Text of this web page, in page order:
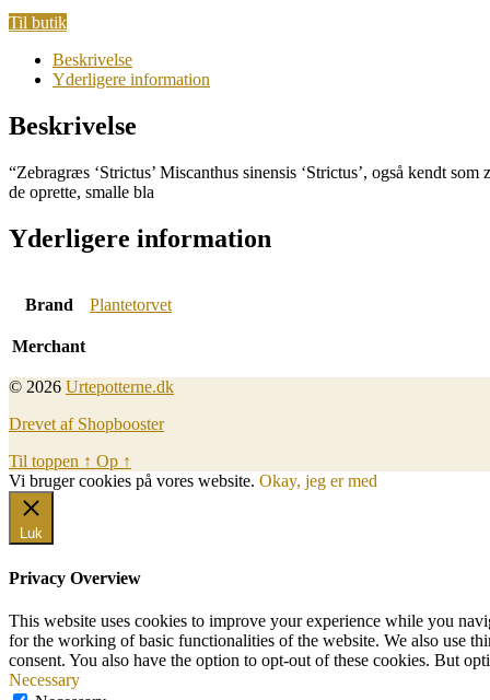
Til butik
Beskrivelse
Yderligere information
Beskrivelse
“Zebragræs ‘Strictus’ Miscanthus sinensis ‘Strictus’, også kendt
de oprette, smalle bla
Yderligere information
Brand Plantetorvet
Merchant
© 2026 Urtepotterne.dk
Drevet af Shopbooster
Til toppen ↑ Op ↑
Vi bruger cookies på vores website. Okay, jeg er med
Luk
Privacy Overview
This website uses cookies to improve your experience while you
for the working of basic functionalities of the website. We also use
consent. You also have the option to opt-out of these cookies. But
Necessary